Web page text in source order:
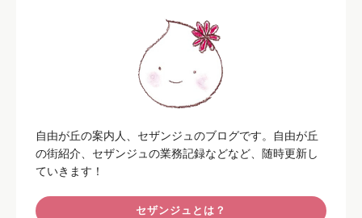
自由が丘の案内人、セザンジュのブログです。自由が丘
の街紹介、セザンジュの業務記録などなど、随時更新し
ていきます！
セザンジュとは？